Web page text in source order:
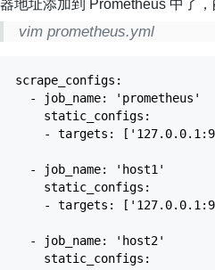
器地址添加到 Prometheus 中了，
vim prometheus.yml
scrape_configs:
- job_name: 'prometheus'
static_configs:
- targets:
- job_name: 'host1'
static_configs:
- targets:
- job_name: 'host2'
static_configs: